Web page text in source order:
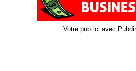
Votre pub ici avec